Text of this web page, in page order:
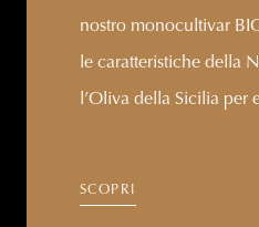
nostro monocultivar
le caratteristiche della
l’Oliva della Sicilia per
SCOPRI